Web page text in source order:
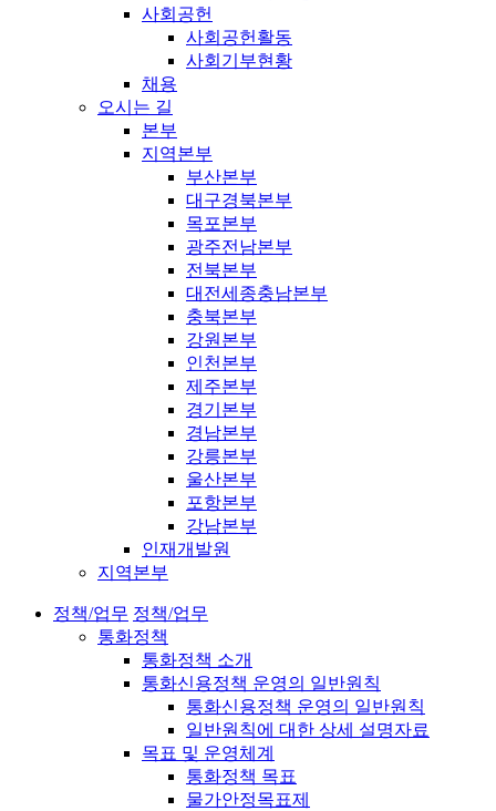
사회공헌
사회공헌활동
사회기부현황
채용
오시는 길
본부
지역본부
부산본부
대구경북본부
목포본부
광주전남본부
전북본부
대전세종충남본부
충북본부
강원본부
인천본부
제주본부
경기본부
경남본부
강릉본부
울산본부
포항본부
강남본부
인재개발원
지역본부
정책/업무 정책/업무
통화정책
통화정책 소개
통화신용정책 운영의 일반원칙
통화신용정책 운영의 일반원칙
일반원칙에 대한 상세 설명자료
목표 및 운영체계
통화정책 목표
물가안정목표제